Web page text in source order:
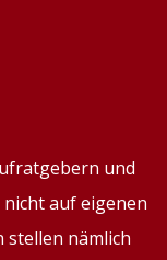
und
auf eigenen
stellen nämlich